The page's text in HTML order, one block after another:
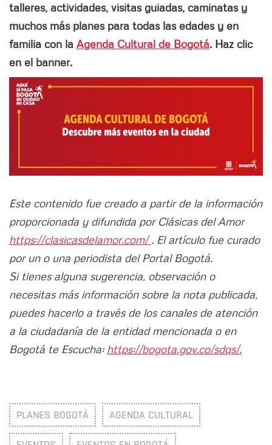
talleres, actividades, visitas guiadas, caminatas y
muchos más planes para todas las edades y en
familia con la Agenda Cultural de Bogotá. Haz clic
en el banner.
Este contenido fue creado a partir de la información
proporcionada y difundida por Clásicas del Amor
https://clasicasdelamor.com/. El artículo fue curado
por un o una periodista del Portal Bogotá.
Si tienes alguna sugerencia, observación o
necesitas más información sobre la nota publicada,
puedes hacerlo a través de los canales de atención
a la ciudadanía de la entidad mencionada o en
Bogotá te Escucha: https://bogota.gov.co/sdqs/.
PLANES BOGOTÁ AGENDA CULTURAL